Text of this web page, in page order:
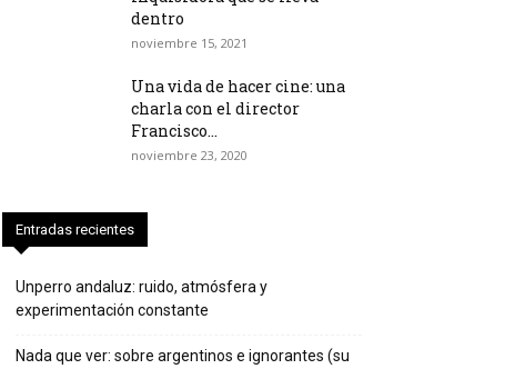
dentro
noviembre 15, 2021
Una vida de hacer cine: una
charla con el director
Francisco...
noviembre 23, 2020
Entradas recientes
Unperro andaluz: ruido, atmósfera y
experimentación constante
Nada que ver: sobre argentinos e ignorantes (su